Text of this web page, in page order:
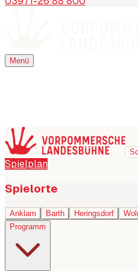
Menü
Menü
Spielplan
Spielorte
Anklam Barth Heringsdorf
Programm